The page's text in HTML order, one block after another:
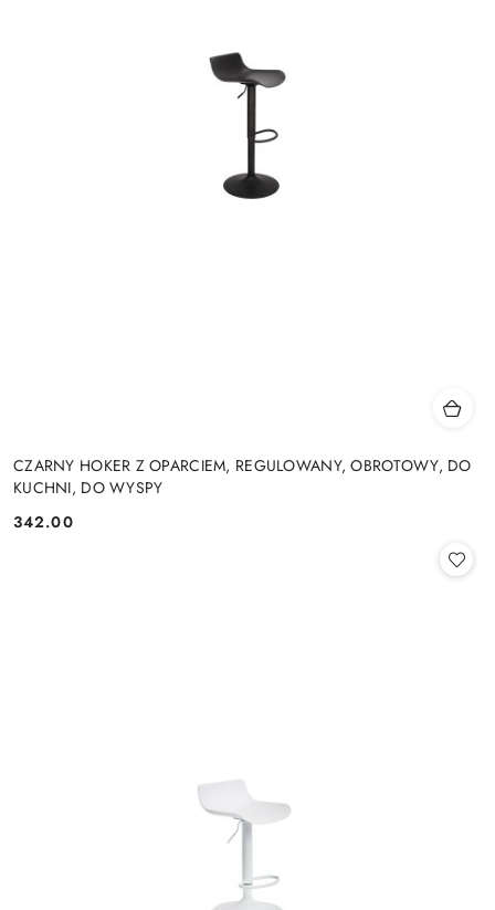
CZARNY HOKER Z OPARCIEM, REGULOWANY, OBROTOWY, DO
KUCHNI, DO WYSPY
Cena:
342.00